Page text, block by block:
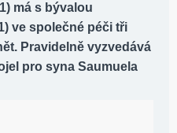
má s bývalou
ve společné péči tři
Pravidelně vyzvedává
pro syna Saumuela